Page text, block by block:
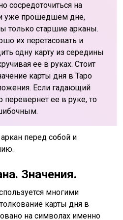
сосредоточиться на
уже прошедшем дне,
только старшие арканы.
их перетасовать и
одну карту из середины
ее в руках. Стоит
карты дня в Таро
Если гадающий
перевернет ее в руке, то
перед собой и
Значения.
многими
карты дня в
на символах именно